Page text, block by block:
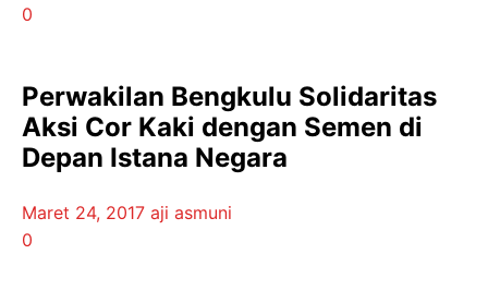
0
Perwakilan Bengkulu Solidaritas
Aksi Cor Kaki dengan Semen di
Depan Istana Negara
Maret 24, 2017 aji asmuni
0